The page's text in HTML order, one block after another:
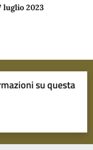
luglio 2023
su questa